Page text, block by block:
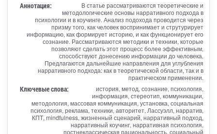
Аннотация:
В статье рассматриваются теоретические и
методологические основы нарративного подхода в
психологии и в коучинге. Анализ подохода проводится через
призму того, как человек воспринимает и струтурирует
информацию, как формирует историю, и как функционирует его
сознание. Рассматриваются методики и техники, которые
позволяют сделать этот процесс более эффективным,
способствуют донесению информации до человека.
Предлагаются дальнейшие направления для углубления
нарративного подхода: как в теоретической области, так и в
практическом применении.
Ключевые слова:
история, метод, сознание, психология,
информация, стереотип, коммуникации,
методология, массовая коммуникация, установка, социальная
психология, реклама, техники, авторитет, Лассуэлл, нарратив,
КПТ, mindfulness, жизненный сценарий, нарративный подход,
нарративный коучинг, нарративная психология,
постнеклассическая рациональность, социальный